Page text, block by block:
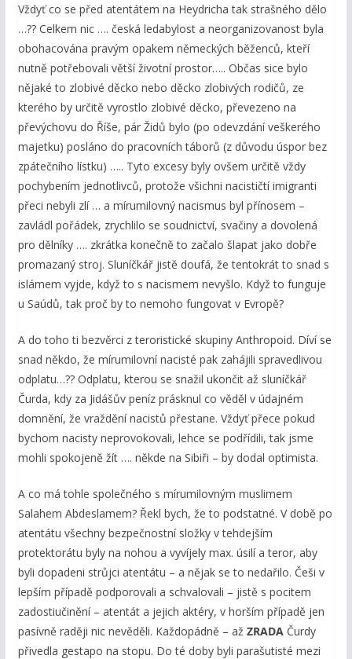
Vždyť co se před atentátem na Heydricha tak strašného dělo
…?? Celkem nic …. česká ledabylost a neorganizovanost byla
obohacována pravým opakem německých běženců, kteří
nutně potřebovali větší životní prostor….. Občas sice bylo
nějaké to zlobivé děcko nebo děcko zlobivých rodičů, ze
kterého by určitě vyrostlo zlobivé děcko, převezeno na
převýchovu do Říše, pár Židů bylo (po odevzdání veškerého
majetku) posláno do pracovních táborů (z důvodu úspor bez
zpátečního lístku) ….. Tyto excesy byly ovšem určitě vždy
pochybením jednotlivců, protože všichni nacističtí imigranti
přeci nebyli zlí … a mírumilovný nacismus byl přínosem –
zavládl pořádek, zrychlilo se soudnictví, svačiny a dovolená
pro dělníky …. zkrátka konečně to začalo šlapat jako dobře
promazaný stroj. Sluníčkář jistě doufá, že tentokrát to snad s
islámem vyjde, když to s nacismem nevyšlo. Když to funguje
u Saúdů, tak proč by to nemoho fungovat v Evropě?
A do toho ti bezvěrci z teroristické skupiny Anthropoid. Díví se
snad někdo, že mírumilovní nacisté pak zahájili spravedlivou
odplatu…?? Odplatu, kterou se snažil ukončit až sluníčkář
Čurda, kdy za Jidášův peníz prásknul co věděl v údajném
domnění, že vraždění nacistů přestane. Vždyť přece pokud
bychom nacisty neprovokovali, lehce se podřídili, tak jsme
mohli spokojeně žít …. někde na Sibiři – by dodal optimista.
A co má tohle společného s mírumilovným muslimem
Salahem Abdeslamem? Řekl bych, že to podstatné. V době po
atentátu všechny bezpečnostní složky v tehdejším
protektorátu byly na nohou a vyvíjely max. úsilí a teror, aby
byli dopadeni strůjci atentátu – a nějak se to nedařilo. Češi v
lepším případě podporovali a schvalovali – jistě s pocitem
zadostiučinění – atentát a jejich aktéry, v horším případě jen
pasívně raději nic nevěděli. Každopádně – až ZRADAČurdy
přivedla gestapo na stopu. Do té doby byli parašutisté mezi